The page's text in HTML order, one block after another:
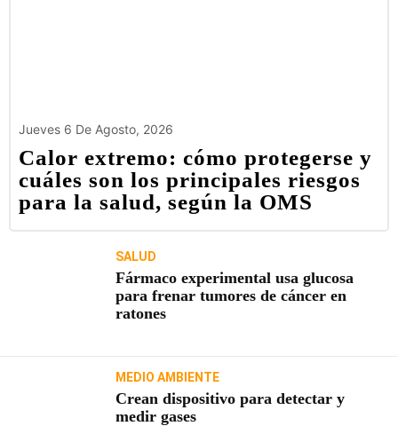
Jueves 6 De Agosto, 2026
Calor extremo: cómo protegerse y
cuáles son los principales riesgos
para la salud, según la OMS
SALUD
Fármaco experimental usa glucosa
para frenar tumores de cáncer en
ratones
MEDIO AMBIENTE
Crean dispositivo para detectar y
medir gases